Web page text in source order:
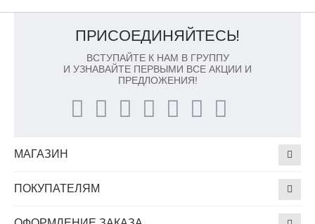
ПРИСОЕДИНЯЙТЕСЬ!
ВСТУПАЙТЕ К НАМ В ГРУППУ
И УЗНАВАЙТЕ ПЕРВЫМИ ВСЕ АКЦИИ И
ПРЕДЛОЖЕНИЯ!
МАГАЗИН
ПОКУПАТЕЛЯМ